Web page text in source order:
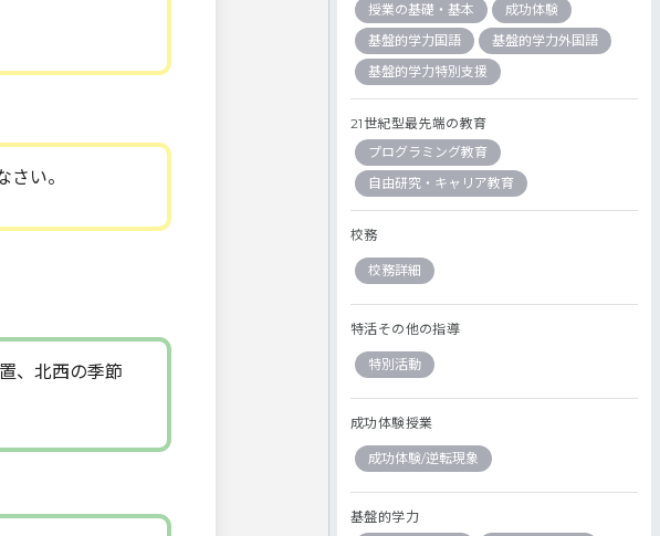
い。
、北西の季節
授業の基礎・基本
成功体験
基盤的学力国語
基盤的学力外国語
基盤的学力特別支援
21世紀型最先端の教育
プログラミング教育
自由研究・キャリア教育
校務
校務詳細
特活その他の指導
特別活動
成功体験授業
成功体験/逆転現象
基盤的学力